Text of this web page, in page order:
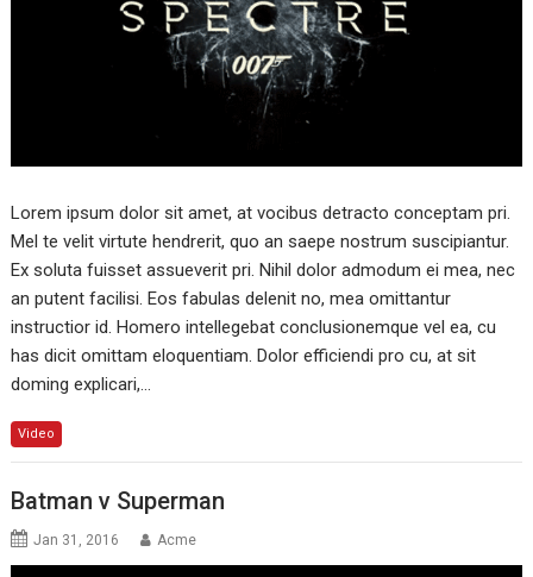
Lorem ipsum dolor sit amet, at vocibus detracto conceptam pri.
Mel te velit virtute hendrerit, quo an saepe nostrum suscipiantur.
Ex soluta fuisset assueverit pri. Nihil dolor admodum ei mea, nec
an putent facilisi. Eos fabulas delenit no, mea omittantur
instructior id. Homero intellegebat conclusionemque vel ea, cu
has dicit omittam eloquentiam. Dolor efficiendi pro cu, at sit
doming explicari,…
Video
Batman v Superman
Jan 31, 2016 Acme